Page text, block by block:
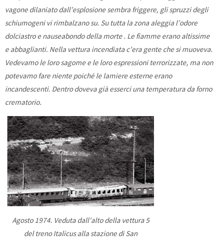
vagone dilaniato dall’esplosione sembra friggere, gli spruzzi degli
schiumogeni vi rimbalzano su. Su tutta la zona aleggia l’odore
dolciastro e nauseabondo della morte . Le fiamme erano altissime
e abbaglianti. Nella vettura incendiata c’era gente che si muoveva.
Vedevamo le loro sagome e le loro espressioni terrorizzate, ma non
potevamo fare niente poiché le lamiere esterne erano
incandescenti. Dentro doveva già esserci una temperatura da forno
crematorio.
Agosto 1974. Veduta dall’alto della vettura 5
del treno Italicus alla stazione di San